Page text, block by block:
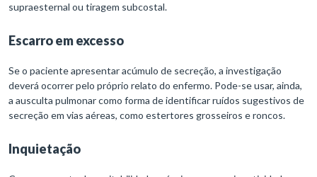
supraesternal ou tiragem subcostal.
Escarro em excesso
Se o paciente apresentar acúmulo de secreção, a investigação
deverá ocorrer pelo próprio relato do enfermo. Pode-se usar, ainda,
a ausculta pulmonar como forma de identificar ruídos sugestivos de
secreção em vias aéreas, como estertores grosseiros e roncos.
Inquietação